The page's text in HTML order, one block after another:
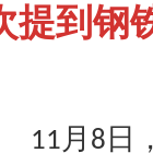
提到钢
11月 8 日